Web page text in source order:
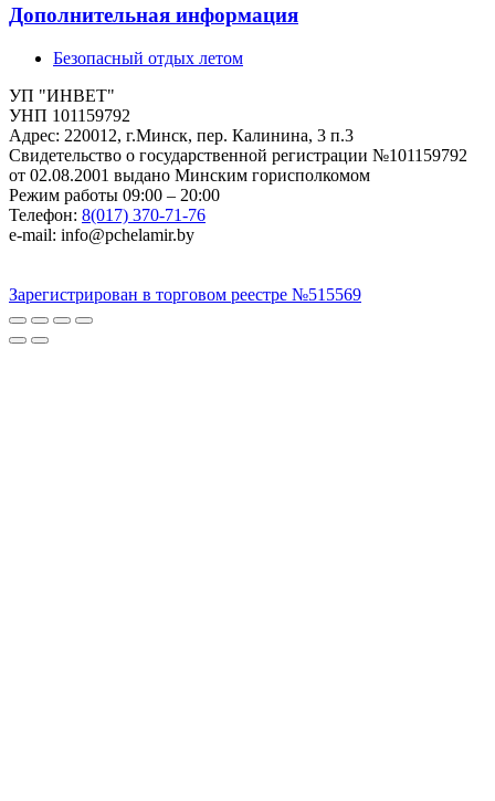
Дополнительная информация
Безопасный отдых летом
УП "ИНВЕТ"
УНП 101159792
Адрес: 220012, г.Минск, пер. Калинина, 3 п.3
Свидетельство о государственной регистрации №101159792
от 02.08.2001 выдано Минским горисполкомом
Режим работы 09:00 – 20:00
Телефон: 8(017) 370-71-76
e-mail: info@pchelamir.by
Зарегистрирован в торговом реестре №515569